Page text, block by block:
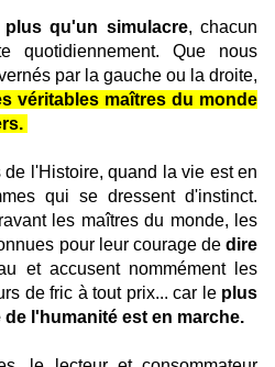
plus qu'un simulacre, chacun
quotidiennement. Que nous
par la gauche ou la droite,
véritables maîtres du monde
l'Histoire, quand la vie est en
qui se dressent d'instinct.
les maîtres du monde, les
pour leur courage de dire
et accusent nommément les
de fric à tout prix... car le plus
l'humanité est en marche.